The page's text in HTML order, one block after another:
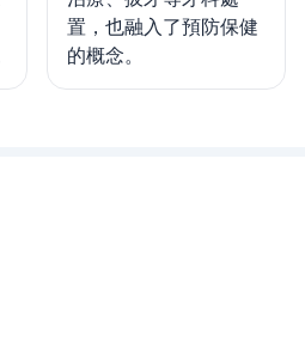
置，也融入了預防保健
的概念。